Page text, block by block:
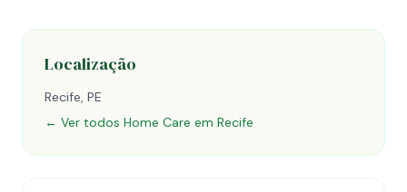
Localização
Recife, PE
← Ver todos Home Care em Recife